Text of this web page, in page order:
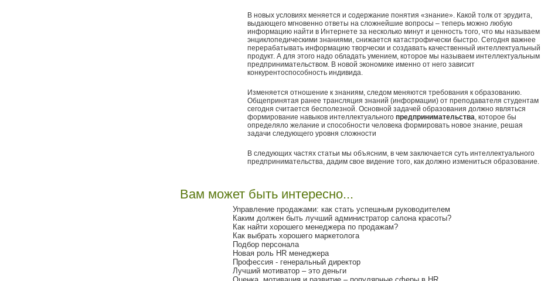
В новых условиях меняется и содержание понятия «знание». Какой толк от эрудита,
выдающего мгновенно ответы на сложнейшие вопросы – теперь можно любую
информацию найти в Интернете за несколько минут и ценность того, что мы называем
энциклопедическими знаниями, снижается катастрофически быстро. Сегодня важнее
перерабатывать информацию творчески и создавать качественный интеллектуальный
продукт. А для этого надо обладать умением, которое мы называем интеллектуальным
предпринимательством. В новой экономике именно от него зависит
конкурентоспособность индивида.
Изменяется отношение к знаниям, следом меняются требования к образованию.
Общепринятая ранее трансляция знаний (информации) от преподавателя студентам
сегодня считается бесполезной. Основной задачей образования должно являться
формирование навыков интеллектуального предпринимательства, которое бы
определяло желание и способности человека формировать новое знание, решая
задачи следующего уровня сложности
В следующих частях статьи мы объясним, в чем заключается суть интеллектуального
предпринимательства, дадим свое видение того, как должно измениться образование.
Вам может быть интересно...
Управление продажами: как стать успешным руководителем
Каким должен быть лучший администратор салона красоты?
Как найти хорошего менеджера по продажам?
Как выбрать хорошего маркетолога
Подбор персонала
Новая роль HR менеджера
Профессия - генеральный директор
Лучший мотиватор – это деньги